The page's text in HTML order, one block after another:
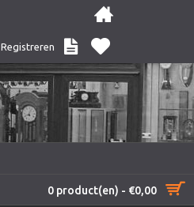
Registreren
0 product(en) - €0,00